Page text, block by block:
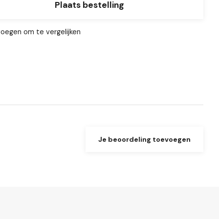
Plaats bestelling
om te vergelijken
Je beoordeling toevoegen